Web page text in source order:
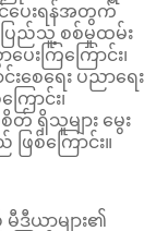
င်ပေးရန်အတွက်
ပြည်သူ့ စစ်မှုထမ်း
ေးကြကြောင်း၊
စေရေး ပညာရေး
ောင်း၊
တ် ရှိသူများ မွေး
ြစ်ကြောင်း။
ဒီယာများ၏